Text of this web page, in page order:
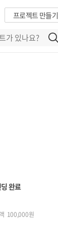
프로젝트 만들기
완료
100,000원